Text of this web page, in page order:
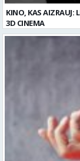
Plaukstas